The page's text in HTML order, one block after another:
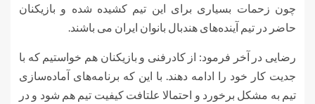
چون زحمات بسیاری برای این تیم کشیده شده و بازیکنان
حاضر در تیم آینده‌های هندبال بانوان ایران می باشند.
رضایی در آخر فرمود: از کادرفنی و بازیکنان هم خواستیم که با
جدیت کار خود را ادامه دهند. با این که برنامه‌های آماده‌سازی
تیم به مشکل برخورد و احتمالا علتافت کیفیت تیم هم شود و در